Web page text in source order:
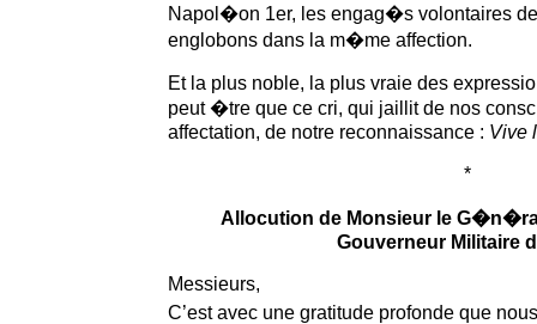
Napol�on 1er, les engag�s volontaires
englobons dans la m�me affection.
Et la plus noble, la plus vraie des
peut �tre que ce cri, qui jaillit de nos
affectation, de notre reconnaissance : Vive
*
Allocution de Monsieur le
Gouverneur Militaire
Messieurs,
C’est avec une gratitude profonde que